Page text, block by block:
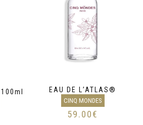
EAU DE L’ATLAS®
CINQ MONDES
59.00€